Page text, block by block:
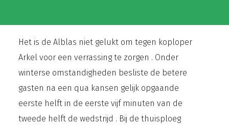
Het is de Alblas niet gelukt om tegen koploper
Arkel voor een verrassing te zorgen . Onder
winterse omstandigheden besliste de betere
gasten na een qua kansen gelijk opgaande
eerste helft in de eerste vijf minuten van de
tweede helft de wedstrijd . Bij de thuisploeg